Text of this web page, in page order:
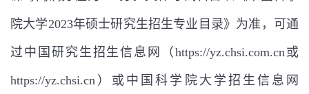
院大学2023年硕士研究生招生专业目录》为准，可通
过中国研究生招生信息网（https://yz.chsi.com.cn或
https://yz.chsi.cn ）或中国科学院大学招生信息网